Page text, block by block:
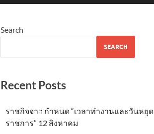
Search
SEARCH
Recent Posts
ราชกิจจาฯ กำหนด “เวลาทำงานและวันหยุด
ราชการ” 12 สิงหาคม